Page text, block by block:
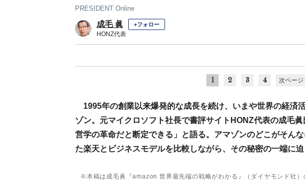
PRESIDENT Online
成毛 眞 +フォロー
HONZ代表
1 2 3 4 次ページ
1995年の創業以来爆発的な成長を続け、いまや世界の経済
ゾン。元マイクロソフト社長で書評サイトHONZ代表の成毛
営学の革命だと断定できる」と語る。アマゾンのどこがそん
た楽天とビジネスモデルを比較しながら、その秘密の一端に
※本稿は成毛眞『amazon 世界最先端の戦略がわかる』（ダイヤモンド社）